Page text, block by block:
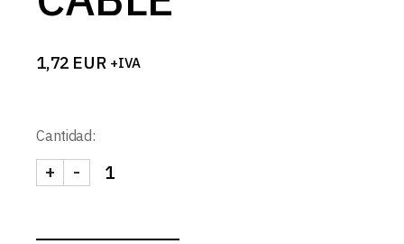
1,72 EUR +IVA
Cantidad:
CONECTOR COB 2PIN 5mm CON 15cm DE
-
+